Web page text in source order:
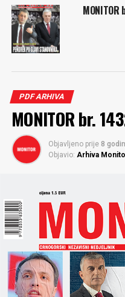
MONITOR
PDF ARHIVA
MONITOR br.
Objavljeno prije 8
Objavio: Arhiva